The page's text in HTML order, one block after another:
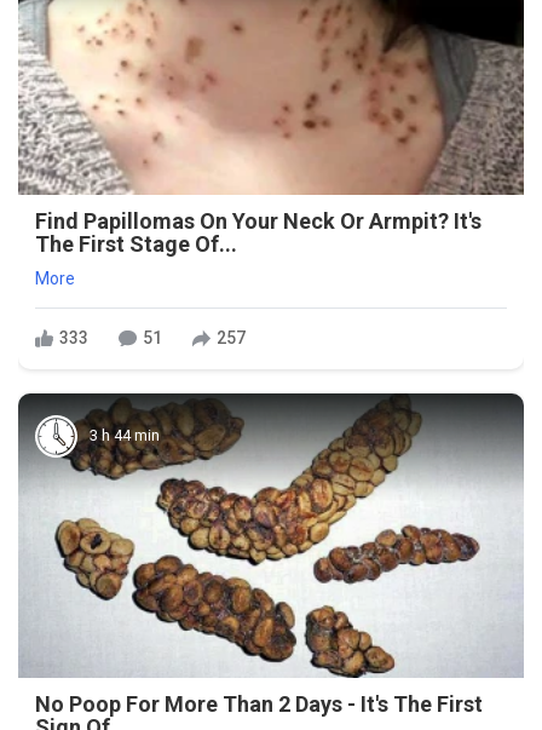
Find Papillomas On Your Neck Or Armpit? It's
The First Stage Of...
More
333 51 257
3 h 44 min
No Poop For More Than 2 Days - It's The First